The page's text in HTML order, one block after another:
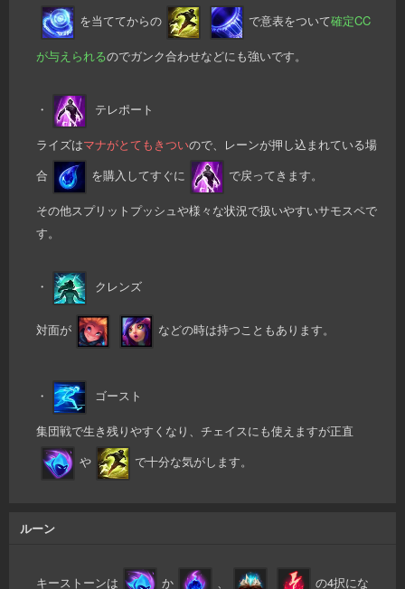
を当ててからの
で意表をついて確定CC
が与えられるのでガンク合わせなどにも強いです。
・ テレポート
ライズはマナがとてもきついので、レーンが押し込まれている場
合
を購入してすぐに で戻ってきます。
その他スプリットプッシュや様々な状況で扱いやすいサモスペで
す。
・ クレンズ
対面が などの時は持つこともあります。
・ ゴースト
集団戦で生き残りやすくなり、チェイスにも使えますが正直
や
で十分な気がします。
ルーン
キーストーンは か 、 の4択にな